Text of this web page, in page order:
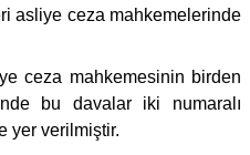
asliye ceza mahkemelerinde
ceza mahkemesinin birden
bu davalar iki numaralı
yer verilmiştir.